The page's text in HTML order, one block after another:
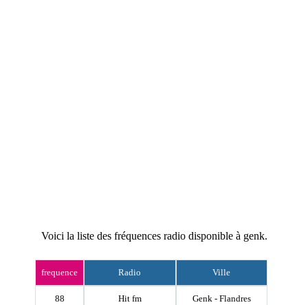
Voici la liste des fréquences radio disponible à genk.
frequence Radio Ville
88 Hit fm Genk - Flandres